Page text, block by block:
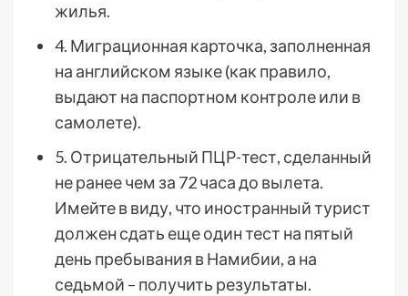
жилья.
4. Миграционная карточка, заполненная
на английском языке (как правило,
выдают на паспортном контроле или в
самолете).
5. Отрицательный ПЦР-тест, сделанный
не ранее чем за 72 часа до вылета.
Имейте в виду, что иностранный турист
должен сдать еще один тест на пятый
день пребывания в Намибии, а на
седьмой – получить результаты.